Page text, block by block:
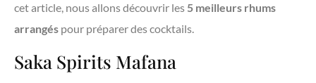
cet article, nous allons découvrir les 5 meilleurs rhums
arrangés pour préparer des cocktails.
Saka Spirits Mafana